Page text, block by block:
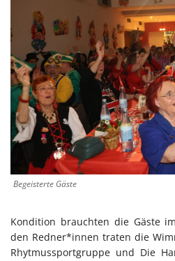
Begeisterte Gäste
Kondition brauchten die Gäste
den Redner*innen traten die
Rhytmussportgruppe und Die